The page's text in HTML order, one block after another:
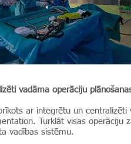
vadāma operāciju
ar integrētu un
Turklāt visas
vadības sistēmu.